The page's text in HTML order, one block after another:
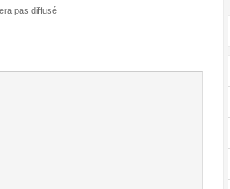
pas diffusé